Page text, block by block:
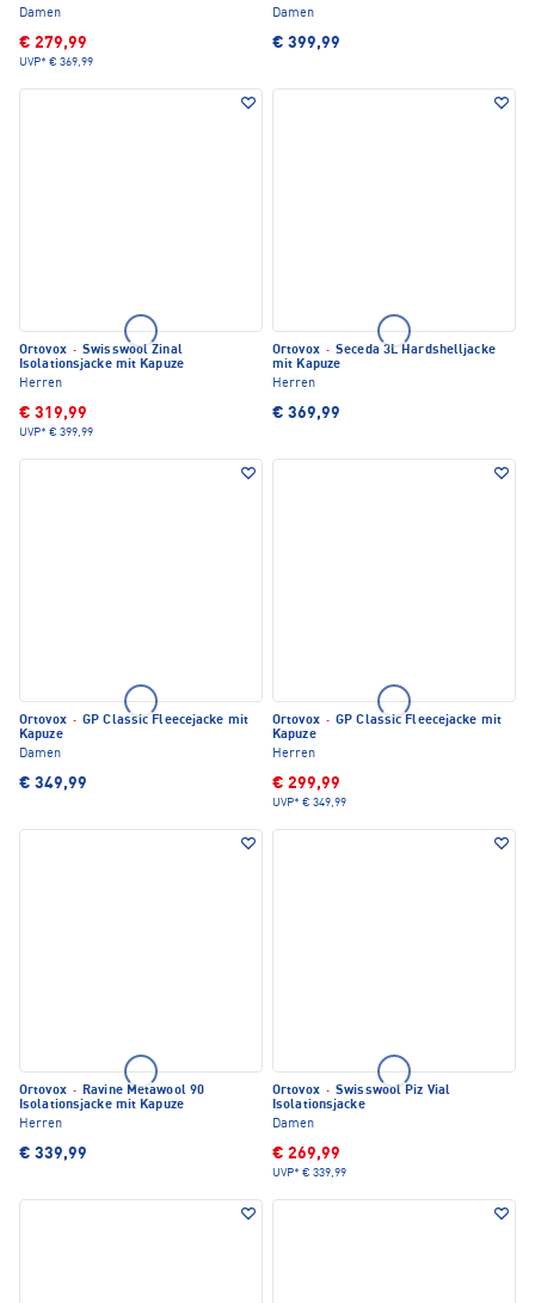
Damen
€ 279,99
UVP* € 369,99
Damen
€ 399,99
Ortovox · Swisswool Zinal
Isolationsjacke mit Kapuze
Herren
€ 319,99
UVP* € 399,99
Ortovox · Seceda 3L Hardshelljacke
mit Kapuze
Herren
€ 369,99
Ortovox · GP Classic Fleecejacke mit
Kapuze
Damen
€ 349,99
Ortovox · GP Classic Fleecejacke mit
Kapuze
Herren
€ 299,99
UVP* € 349,99
Ortovox · Ravine Metawool 90
Isolationsjacke mit Kapuze
Herren
€ 339,99
Ortovox · Swisswool Piz Vial
Isolationsjacke
Damen
€ 269,99
UVP* € 339,99